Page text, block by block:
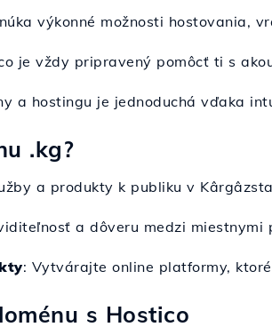
výkonné možnosti hostovania,
je vždy pripravený pomôcť ti s
a hostingu je jednoduchá vďaka
.kg?
a produkty k publiku v
a dôveru medzi miestnymi
: Vytvárajte online platformy,
s Hostico